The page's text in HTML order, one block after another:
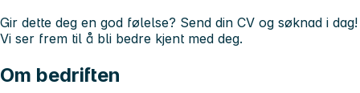
Gir dette deg en god følelse? Send din CV og søknad i dag!
Vi ser frem til å bli bedre kjent med deg.
Om bedriften